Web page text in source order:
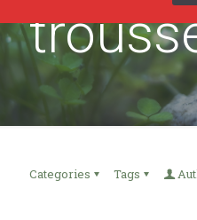
Categories Tags